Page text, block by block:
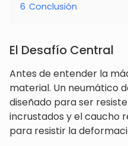
6 Conclusión
El Desafío Central
Antes de entender la
material. Un neumático
diseñado para ser
incrustados y el caucho
para resistir la